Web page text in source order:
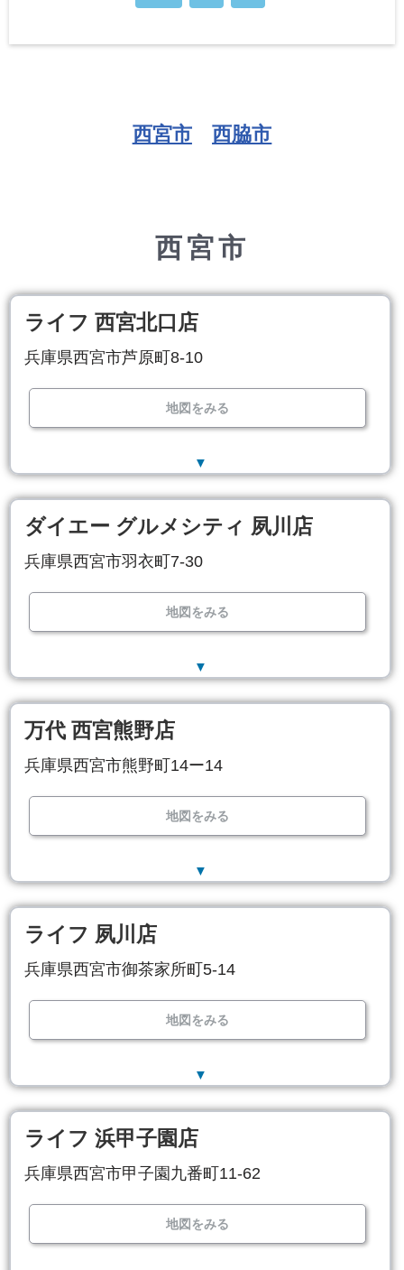
西宮市 西脇市
西宮市
ライフ 西宮北口店
兵庫県西宮市芦原町8-10
地図をみる
▼
ダイエー グルメシティ 夙川店
兵庫県西宮市羽衣町7-30
地図をみる
▼
万代 西宮熊野店
兵庫県西宮市熊野町14ー14
地図をみる
▼
ライフ 夙川店
兵庫県西宮市御茶家所町5-14
地図をみる
▼
ライフ 浜甲子園店
兵庫県西宮市甲子園九番町11-62
地図をみる